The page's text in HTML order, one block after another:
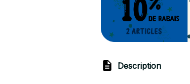
Description